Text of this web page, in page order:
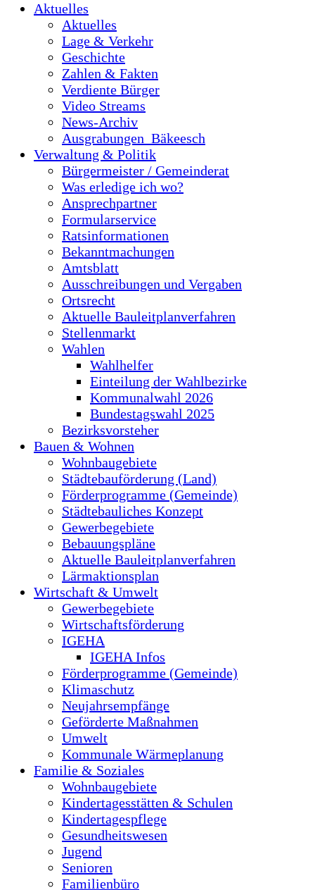
Aktuelles
Aktuelles
Lage & Verkehr
Geschichte
Zahlen & Fakten
Verdiente Bürger
Video Streams
News-Archiv
Ausgrabungen_Bäkeesch
Verwaltung & Politik
Bürgermeister / Gemeinderat
Was erledige ich wo?
Ansprechpartner
Formularservice
Ratsinformationen
Bekanntmachungen
Amtsblatt
Ausschreibungen und Vergaben
Ortsrecht
Aktuelle Bauleitplanverfahren
Stellenmarkt
Wahlen
Wahlhelfer
Einteilung der Wahlbezirke
Kommunalwahl 2026
Bundestagswahl 2025
Bezirksvorsteher
Bauen & Wohnen
Wohnbaugebiete
Städtebauförderung (Land)
Förderprogramme (Gemeinde)
Städtebauliches Konzept
Gewerbegebiete
Bebauungspläne
Aktuelle Bauleitplanverfahren
Lärmaktionsplan
Wirtschaft & Umwelt
Gewerbegebiete
Wirtschaftsförderung
IGEHA
IGEHA Infos
Förderprogramme (Gemeinde)
Klimaschutz
Neujahrsempfänge
Geförderte Maßnahmen
Umwelt
Kommunale Wärmeplanung
Familie & Soziales
Wohnbaugebiete
Kindertagesstätten & Schulen
Kindertagespflege
Gesundheitswesen
Jugend
Senioren
Familienbüro